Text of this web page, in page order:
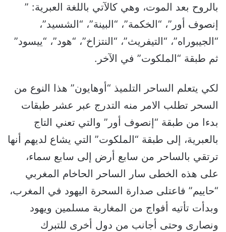
بالروح بعد الموت، وهي كالآتي باللغة العبرية: ”
إنصوف أور”، “الخكمة”، “البينة”، “الشسيد”،
“الجيبوراه”، “التيفريث”، “النتزاخ”، “هود”، “ييسود”
ثم طبقة “الملكوت” في الآخر.
لكي يتعلم الساحر التلميذ “أوهايون” هذا النوع من
السحر تطلب الامر منه التدرج عبر عشر طبقات
بدءا من طبقة “إنصوف أور” والتي تعني التاج
بالعبرية، إلى طبقة “الملكوت” التي يشاع لديهم أنها
ترتقي بالساحر من سابع أرض إلى سابع سماء،
على هذه الخطى سار الساحر الحاخام المغربي
“حاييم” فاعتلى صدارة السحرة اليهود في المغرب،
وبدأت تأتيه أفواج من المغاربة مسلمين ويهود
ونصارى وحتى أجانب من دول أخرى للتبرك